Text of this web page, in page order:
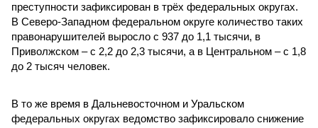
преступности зафиксирован в трёх федеральных округах.
В Северо-Западном федеральном округе количество таких
правонарушителей выросло с 937 до 1,1 тысячи, в
Приволжском – с 2,2 до 2,3 тысячи, а в Центральном – с 1,8
до 2 тысяч человек.
В то же время в Дальневосточном и Уральском
федеральных округах ведомство зафиксировало снижение